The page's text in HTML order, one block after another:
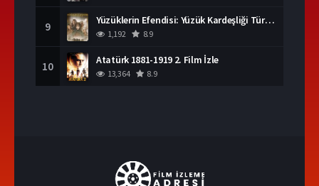
9 Yüzüklerin Efendisi: Yüzük Kardeşliği Türkçe Dublaj İzle
1,192 8.9
10 Atatürk 1881-1919 2. Film İzle
13,364 8.9